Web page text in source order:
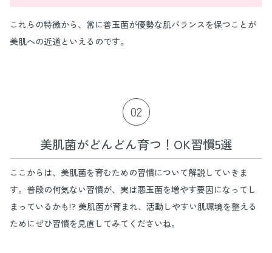
これらの特徴から、常に善玉菌が優勢な肌バランスを保つことが
美肌への近道といえるのです。
02
美肌菌がどんどん育つ！OK習慣5選
ここからは、美肌菌を育むための習慣について解説していきま
す。普段の何気ない習慣が、実は悪玉菌を増やす要因になってし
まっているかも!? 美肌菌が育まれ、活動しやすい肌環境を整える
ためにぜひ習慣を見直してみてくださいね。